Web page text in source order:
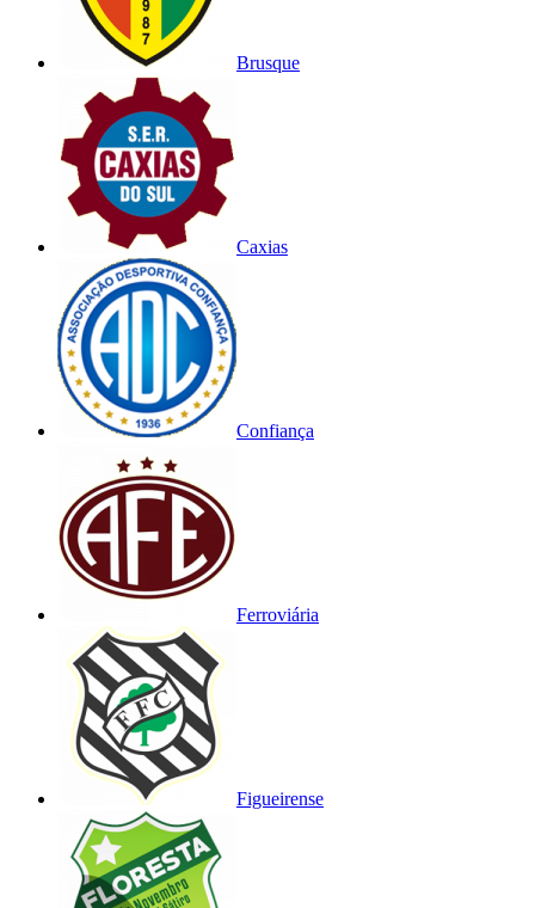
Brusque
Caxias
Confiança
Ferroviária
Figueirense